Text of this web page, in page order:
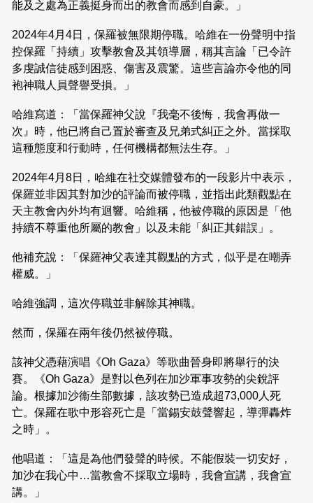
能及之處為正義挺身而出的教會而感到自豪。」
2024年4月4日，保羅被無限期停職。哈維在一份聲明中指
控保羅「持續」攻擊教會及其領導層，稱其言論「已令許
多虔誠信徒感到困惑、傷害及震驚。這些言論亦令他的同
袍神職人員聲譽受損。」
哈維寫道：「當保羅神父說『我毫不後悔，我會再做一
次』時，他已將自己置於審查及兄弟式糾正之外。當採取
這種態度和行動時，任何機構都無法生存。」
2024年4月8日，哈維在社交媒體發布的一段影片中表示，
保羅並非因其對加沙的評論而被停職，並指出此類觀點在
天主教會內外均有迴響。哈維稱，他被停職的原因是「他
持續不尊重他所屬的教會」以及未能「糾正其錯誤」。
他補充說：「保羅神父表達其觀點的方式，似乎是在嘲弄
權威。」
哈維強調，這次停職並非解除其神職。
然而，保羅在兩年後仍然被停職。
該神父憑藉演唱《Oh Gaza》等歌曲晉身即將舉行的決
賽。《Oh Gaza》是對以色列在加沙軍事攻勢的尖銳評
論。根據加沙衞生部數據，該攻勢已造成超73,000人死
亡。保羅在歌中形容死亡是「當錫安鼓聲響起，導彈轟炸
之時」。
他唱道：「這是為他們發聲的時候。不能假裝一切安好，
加沙在我心中…當教會不採取立場時，我會宣講，我會宣
講。」